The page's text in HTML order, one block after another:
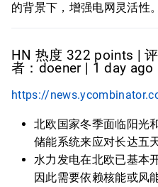
的背景下，增强电网灵活性。
HN 热度 322 points |
者：doener | 1 day ago
https://
北欧国家冬季面临阳光
储能系统来应对长达五
水力发电在北欧已基本
因此需要依赖核能或风